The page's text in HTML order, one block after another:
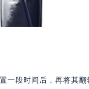
一段时间后，再将其